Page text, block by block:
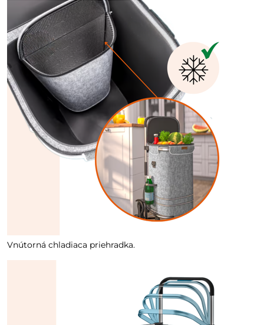
Vnútorná chladiaca priehradka.